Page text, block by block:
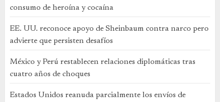
consumo de heroína y cocaína
EE. UU. reconoce apoyo de Sheinbaum contra narco pero
advierte que persisten desafíos
México y Perú restablecen relaciones diplomáticas tras
cuatro años de choques
Estados Unidos reanuda parcialmente los envíos de